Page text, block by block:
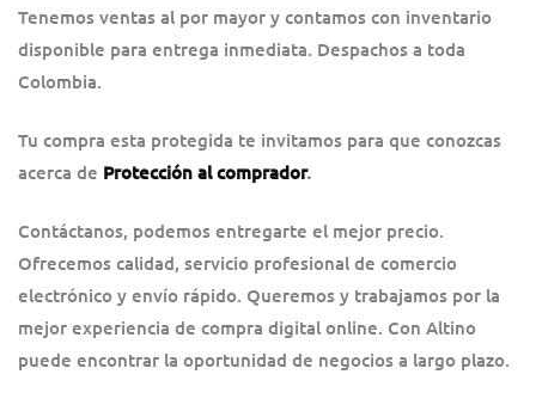
Tenemos ventas al por mayor y contamos con inventario
disponible para entrega inmediata. Despachos a toda
Colombia.
Tu compra esta protegida te invitamos para que conozcas
acerca de Protección al comprador.
Contáctanos, podemos entregarte el mejor precio.
Ofrecemos calidad, servicio profesional de comercio
electrónico y envío rápido. Queremos y trabajamos por la
mejor experiencia de compra digital online. Con Altino
puede encontrar la oportunidad de negocios a largo plazo.